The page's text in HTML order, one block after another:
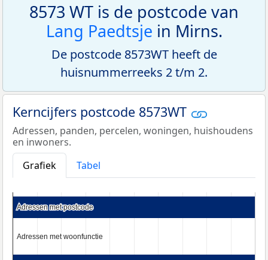
8573 WT is de postcode van
Lang Paedtsje in Mirns.
De postcode 8573WT heeft de
huisnummerreeks 2 t/m 2.
Kerncijfers postcode 8573WT
Adressen, panden, percelen, woningen, huishoudens
en inwoners.
Grafiek
Tabel
Adressen met postcode
Adressen met postcode
Adressen met woonfunctie
Adressen met woonfunctie